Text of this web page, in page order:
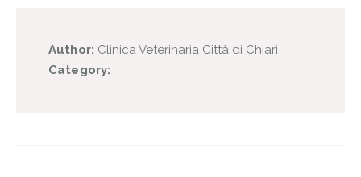
Author: Clinica Veterinaria Città di Chiari
Category: